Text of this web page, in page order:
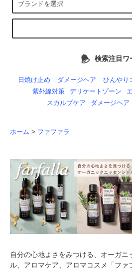
検索注目ワ
日焼け止め ダメージヘア ひんやり
紫外線対策
デリケートゾーン
スカルプケア
ダメージヘア
ホーム > ファファラ
自分の心地よさをみつける、オーガニ
ル、アロマケア、アロマコスメ「ファ